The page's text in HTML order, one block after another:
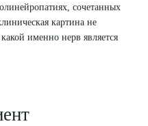
сочетанных
картина не
именно нерв является